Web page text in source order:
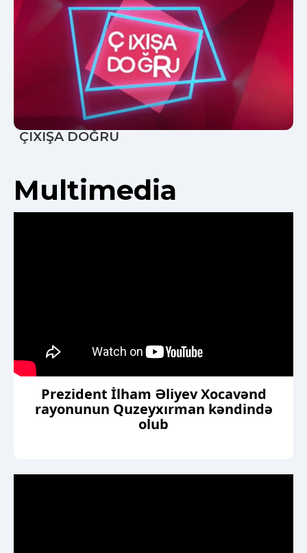
ÇIXIŞA DOĞRU
Multimedia
Prezident İlham Əliyev Xocavənd
rayonunun Quzeyxırman kəndində
olub